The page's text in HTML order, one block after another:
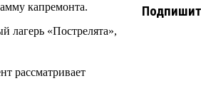
капремонта.
«Пострелята»,
рассматривает